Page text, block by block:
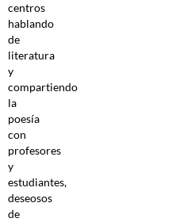
centros
hablando
de
literatura
y
compartiendo
la
poesía
con
profesores
y
estudiantes,
deseosos
de